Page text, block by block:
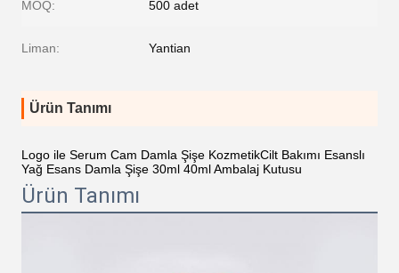
MOQ: 500 adet
Liman: Yantian
Ürün Tanımı
Logo ile Serum Cam Damla Şişe KozmetikCilt Bakımı Esanslı
Yağ Esans Damla Şişe 30ml 40ml Ambalaj Kutusu
Ürün Tanımı